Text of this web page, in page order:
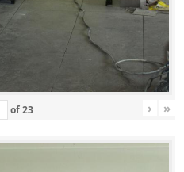
of23 › »